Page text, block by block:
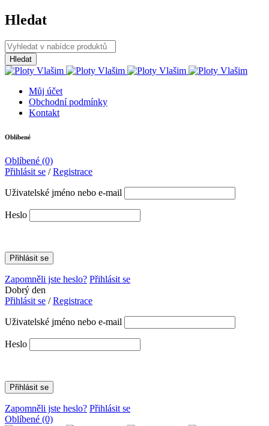
Hledat
Můj účet
Obchodní podmínky
Kontakt
Oblíbené
Oblíbené (0)
Přihlásit se /Registrace
Uživatelské jméno nebo e-mail
Heslo
Zapomněli jste heslo? Přihlásit se
Dobrý den
Přihlásit se /Registrace
Uživatelské jméno nebo e-mail
Heslo
Zapomněli jste heslo? Přihlásit se
Oblíbené (0)